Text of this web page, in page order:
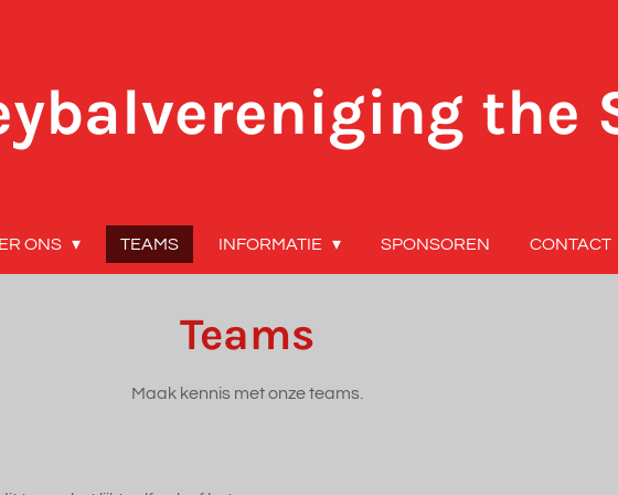
the
ONS TEAMS INFORMATIE SPONSOREN CONTACT
Teams
Maak kennis met onze teams.